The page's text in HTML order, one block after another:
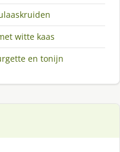
witte kaas
en tonijn